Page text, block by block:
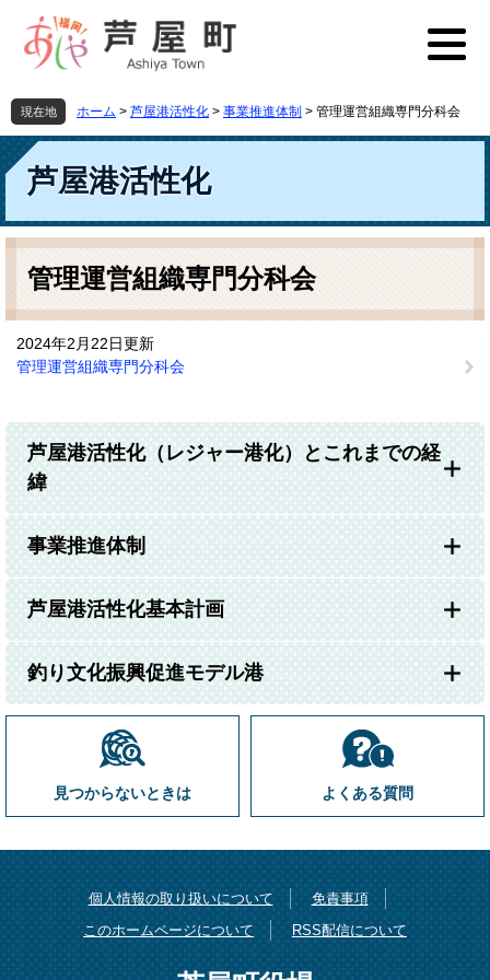
先
頭
す
を
飛
し
本
文
現在地 ホーム > 芦屋港活性化 > 事業推進体制 > 管理運営組織専門分科会
芦屋港活性化
本
管理運営組織専門分科会
2024年2月22日更新
管理運営組織専門分科会
芦屋港活性化（レジャー港化）とこれまでの経
緯
事業推進体制
芦屋港活性化基本計画
釣り文化振興促進モデル港
見つからないときは よくある質問
個人情報の取り扱いについて
免責事項
このホームページについて
RSS配信について